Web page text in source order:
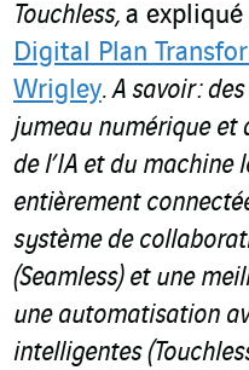
Touchless, a expliqué
Digital Plan
Wrigley. A savoir :
jumeau numérique et
de l’IA et du machine
entièrement
système de
(Seamless) et une
une automatisation
intelligentes